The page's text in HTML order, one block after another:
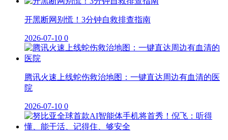
开黑断网别慌！3分钟自救排查指南
2026-07-10 0
腾讯火速上线蛇伤救治地图：一键直达周边有血清的医
院
2026-07-10 0